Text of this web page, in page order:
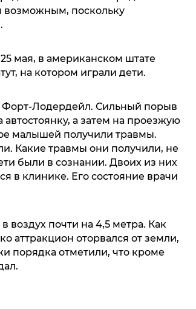
возможным, поскольку
мая, в американском штате
на котором играли дети.
Лодердейл. Сильный порыв
а затем на проезжую
малышей получили травмы.
Какие травмы они получили, не
были в сознании. Двоих из них
в клинике. Его состояние врачи
воздух почти на 4,5 метра. Как
аттракцион оторвался от земли,
порядка отметили, что кроме